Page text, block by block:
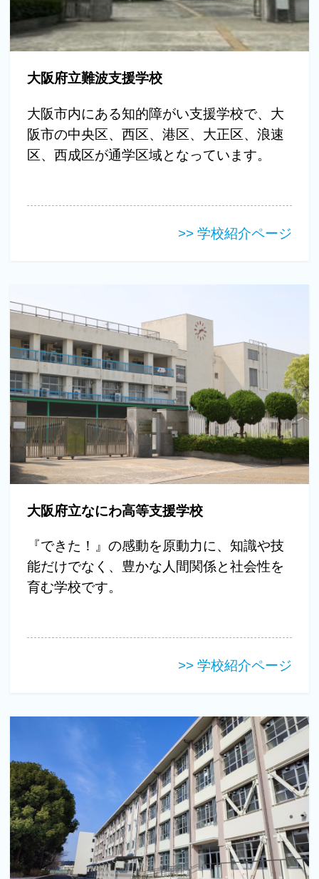
大阪府立難波支援学校
大阪市内にある知的障がい支援学校で、大
阪市の中央区、西区、港区、大正区、浪速
区、西成区が通学区域となっています。
>> 学校紹介ページ
大阪府立なにわ高等支援学校
『できた！』の感動を原動力に、知識や技
能だけでなく、豊かな人間関係と社会性を
育む学校です。
>> 学校紹介ページ